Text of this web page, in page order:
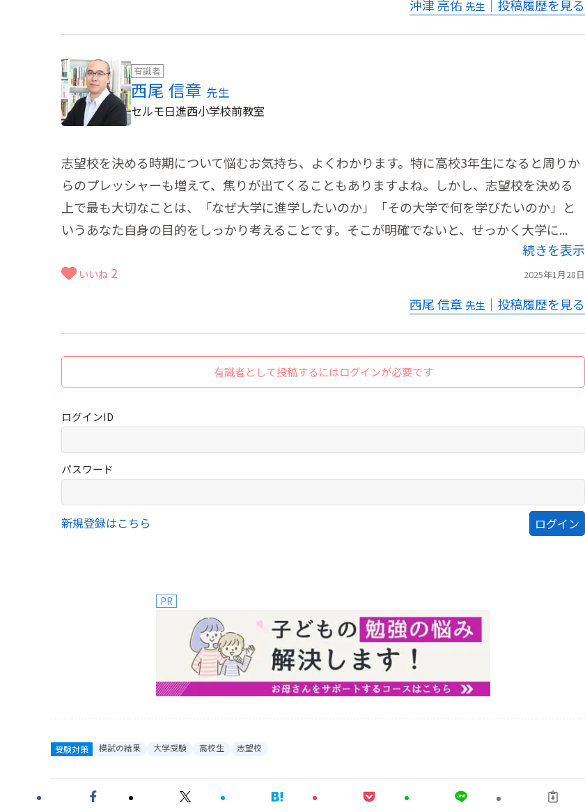
沖津 亮佑 先生 ｜投稿履歴を見る
有識者
西尾 信章 先生
セルモ日進西小学校前教室
志望校を決める時期について悩むお気持ち、よくわかります。特に高校3年生になると周りか
らのプレッシャーも増えて、焦りが出てくることもありますよね。しかし、志望校を決める
上で最も大切なことは、「なぜ大学に進学したいのか」「その大学で何を学びたいのか」と
いうあなた自身の目的をしっかり考えることです。そこが明確でないと、せっかく大学に...
続きを表示
2025年1月28日
いいね 2
西尾 信章 先生 ｜投稿履歴を見る
有識者として投稿するにはログインが必要です
ログインID
パスワード
新規登録はこちら
PR
受験対策 模試の結果 大学受験 高校生 志望校